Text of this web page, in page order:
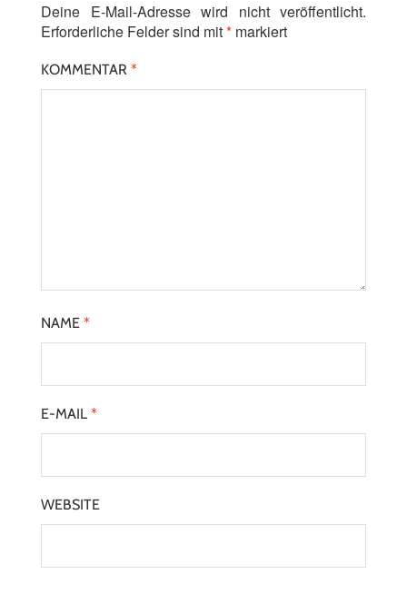
Deine E-Mail-Adresse wird nicht veröffentlicht.
Erforderliche Felder sind mit* markiert
KOMMENTAR *
NAME *
E-MAIL *
WEBSITE